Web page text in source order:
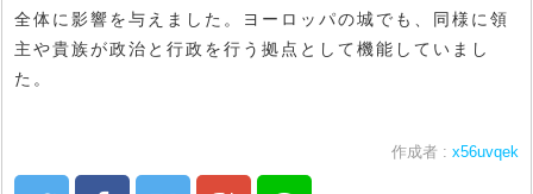
全体に影響を与えました。ヨーロッパの城でも、同様に領
主や貴族が政治と行政を行う拠点として機能していまし
た。
作成者 : x56uvqek